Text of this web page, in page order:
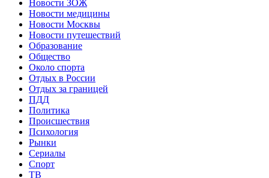
Новости ЗОЖ
Новости медицины
Новости Москвы
Новости путешествий
Образование
Общество
Около спорта
Отдых в России
Отдых за границей
ПДД
Политика
Происшествия
Психология
Рынки
Сериалы
Спорт
ТВ